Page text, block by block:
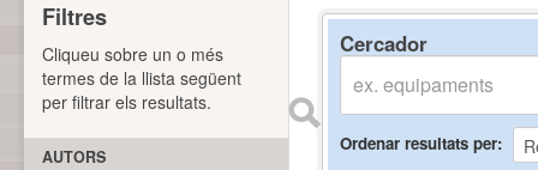
Cercador
Ordenar resultats per
Filtres
Cliqueu sobre un o més
termes de la llista següent
per filtrar els resultats.
AUTORS